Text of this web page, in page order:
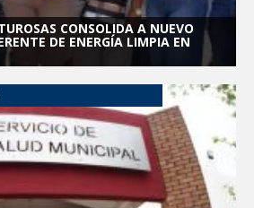
CONSOLIDA A NUEVO
DE ENERGÍA LIMPIA EN